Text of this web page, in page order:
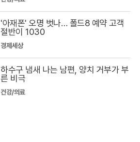
'아재폰' 오명 벗나… 폴드8 예약 고객
절반이 1030
경제세상
하수구 냄새 나는 남편, 양치 거부가 부
른 비극
건강/의료